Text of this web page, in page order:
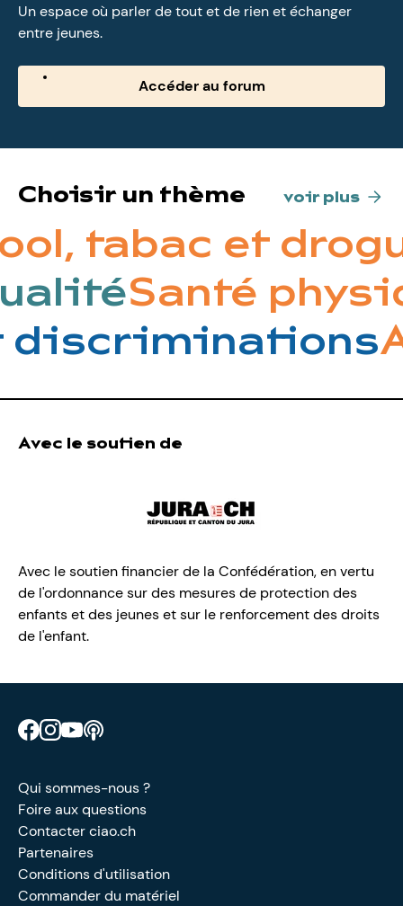
Un espace où parler de tout et de rien et échanger
entre jeunes.
Accéder au forum
Choisir un thème voir plus
tabac et
Santé
discriminations
Avec le soutien de
Avec le soutien financier de la Confédération, en vertu
de l'ordonnance sur des mesures de protection des
enfants et des jeunes et sur le renforcement des droits
de l'enfant.
Retrouve CIAO sur Facebook
Retrouve CIAO sur Instagram
Retrouve CIAO sur YouTube
Qui sommes-nous ?
Foire aux questions
Contacter ciao.ch
Partenaires
Conditions d'utilisation
Commander du matériel